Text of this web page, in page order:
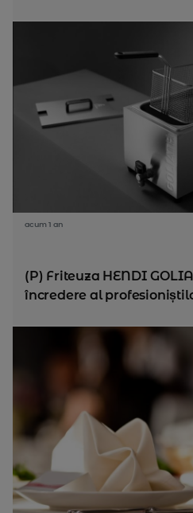
acum 1 an
(P) Friteuza HENDI
încredere al